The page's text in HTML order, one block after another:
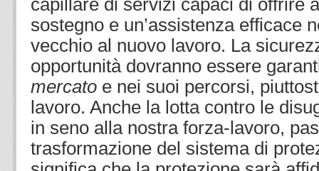
capillare di servizi capaci di offrire
sostegno e un’assistenza efficace
vecchio al nuovo lavoro. La
opportunità dovranno essere
mercato e nei suoi percorsi,
lavoro. Anche la lotta contro le
in seno alla nostra forza-lavoro,
trasformazione del sistema di